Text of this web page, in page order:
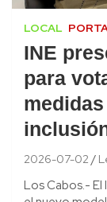
LOCAL
INE
para
2026-07-02
Los Cabos.- El